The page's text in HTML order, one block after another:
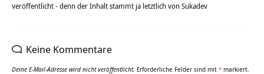
veröffentlicht - denn der Inhalt stammt ja letztlich von Sukadev
Keine Kommentare
Deine E-Mail-Adresse wird nicht veröffentlicht. Erforderliche Felder sind mit * markiert.